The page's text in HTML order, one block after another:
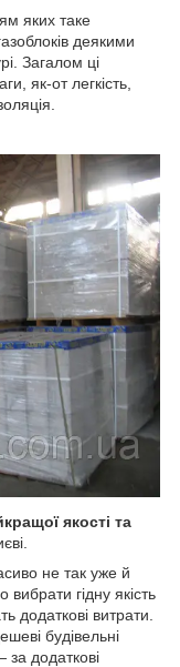
яких таке
деякими
Загалом ці
як-от легкість,
якості та
не так уже й
гідну якість
додаткові витрати.
будівельні
додаткові